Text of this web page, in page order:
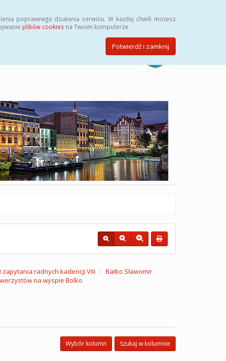
poprawnego działania serwisu. W każdej chwili możesz
plików cookies na Twoim komputerze.
Potwierdź i zamknij
radnych kadencji VIII
Batko Sławomir
na wyspie Bolko
Szukaj w kolumnie
Wybór kolumn